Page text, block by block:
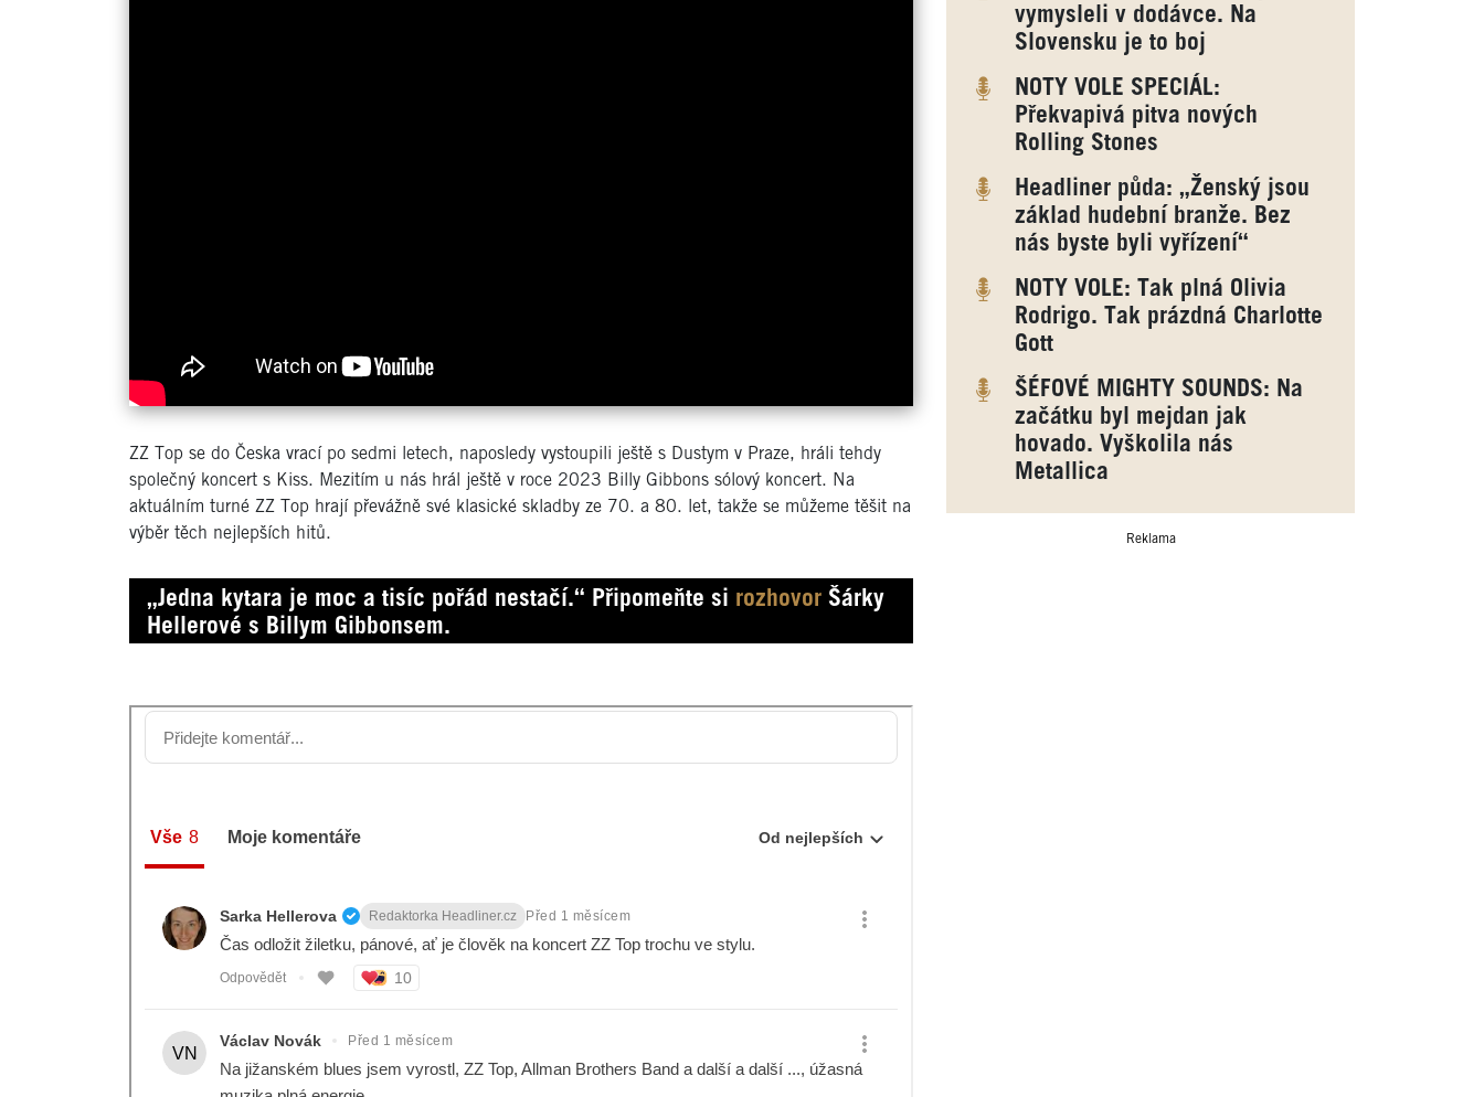
ZZ Top se do Česka vrací po sedmi letech, naposledy vystoupili ještě s Dustym v Praze, hráli tehdy
společný koncert s Kiss. Mezitím u nás hrál ještě v roce 2023 Billy Gibbons sólový koncert. Na
aktuálním turné ZZ Top hrají převážně své klasické skladby ze 70. a 80. let, takže se můžeme těšit na
výběr těch nejlepších hitů.
„Jedna kytara je moc a tisíc pořád nestačí.“ Připomeňte si rozhovor Šárky
Hellerové s Billym Gibbonsem.
vymysleli v dodávce. Na
Slovensku je to boj
NOTY VOLE SPECIÁL:
Překvapivá pitva nových
Rolling Stones
Headliner půda: „Ženský jsou
základ hudební branže. Bez
nás byste byli vyřízení“
NOTY VOLE: Tak plná Olivia
Rodrigo. Tak prázdná Charlotte
Gott
ŠÉFOVÉ MIGHTY SOUNDS: Na
začátku byl mejdan jak
hovado. Vyškolila nás
Metallica
Reklama